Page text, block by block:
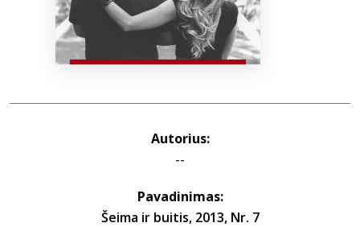
Autorius:
--
Pavadinimas:
Šeima ir buitis, 2013, Nr. 7